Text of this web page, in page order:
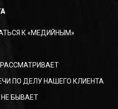
К «МЕДИЙНЫМ»
ПО ДЕЛУ НАШЕГО КЛИЕНТА
БЫВАЕТ